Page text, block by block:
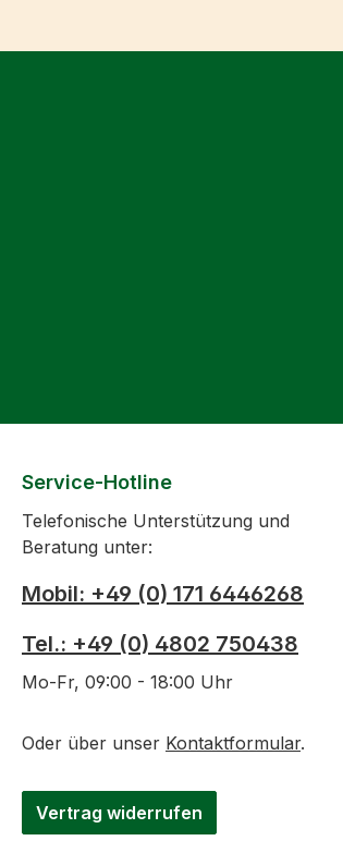
Service-Hotline
Telefonische Unterstützung und
Beratung unter:
Mobil: +49 (0) 171 6446268
Tel.: +49 (0) 4802 750438
Mo-Fr, 09:00 - 18:00 Uhr
Oder über unser Kontaktformular.
Vertrag widerrufen